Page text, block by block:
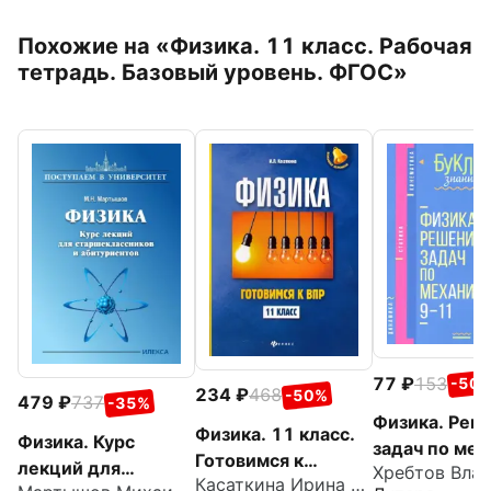
Похожие на «Физика. 11 класс. Рабочая
тетрадь. Базовый уровень. ФГОС»
479 737 -35%
Физика. Курс
лекций для
234 468 -50%
Физика. 11 класс.
Готовимся к
Всероссийской
Касаткина Ирина Леонидовна
77 153 -
Физика.
задач по
9-11 классы